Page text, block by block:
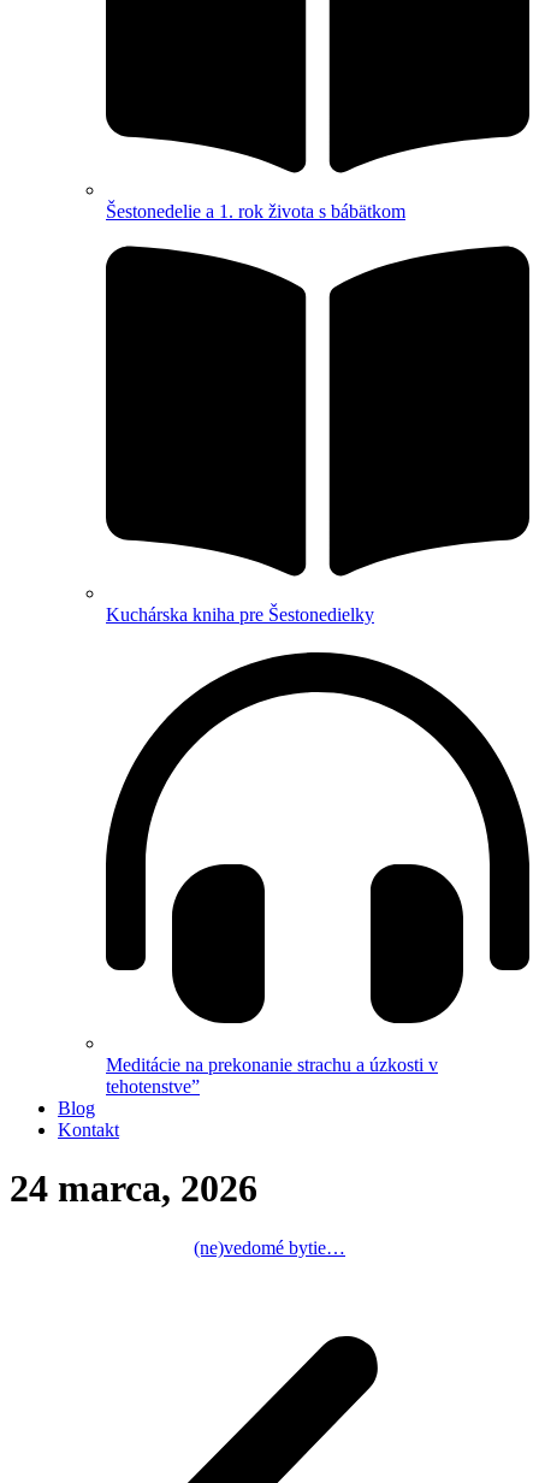
Šestonedelie a 1. rok života s bábätkom
Kuchárska kniha pre Šestonedielky
Meditácie na prekonanie strachu a úzkosti v
tehotenstve”
Blog
Kontakt
24 marca, 2026
(ne)vedomé bytie…